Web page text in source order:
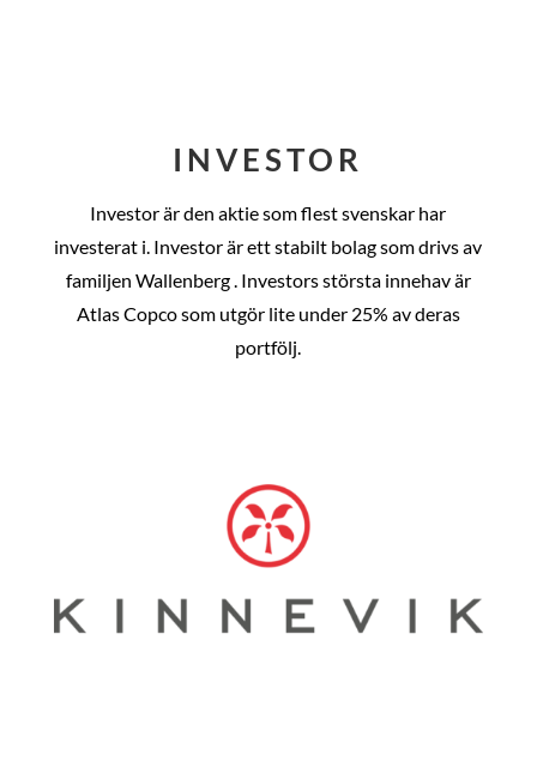
INVESTOR
Investor är den aktie som flest svenskar har
investerat i. Investor är ett stabilt bolag som drivs av
familjen Wallenberg . Investors största innehav är
Atlas Copco som utgör lite under 25% av deras
portfölj.